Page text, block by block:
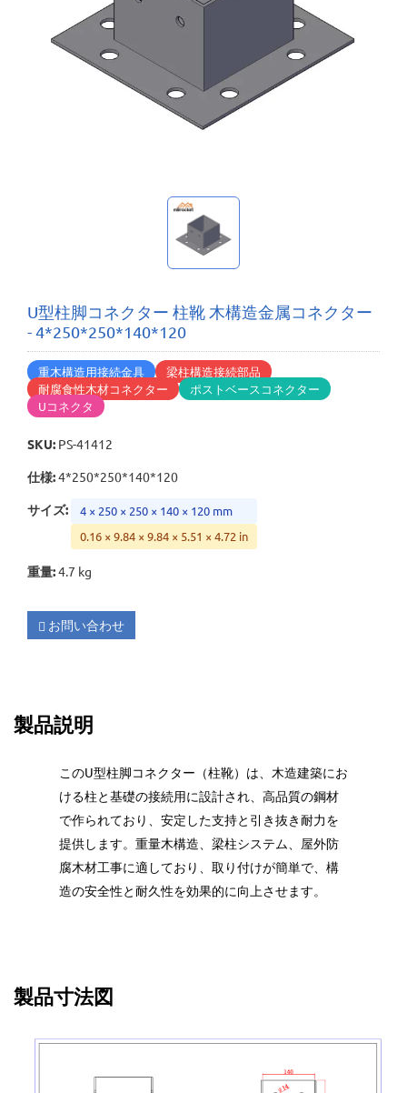
U型柱脚コネクター 柱靴 木構造金属コネクター
- 4*250*250*140*120
重木構造用接続金具
梁柱構造接続部品
耐腐食性木材コネクター
ポストベースコネクター
Uコネクタ
SKU: PS-41412
仕様:4*250*250*140*120
サイズ:
4 × 250 × 250 × 140 × 120 mm
0.16 × 9.84 × 9.84 × 5.51 × 4.72 in
重量:4.7 kg
お問い合わせ
製品説明
このU型柱脚コネクター（柱靴）は、木造建築にお
ける柱と基礎の接続用に設計され、高品質の鋼材
で作られており、安定した支持と引き抜き耐力を
提供します。重量木構造、梁柱システム、屋外防
腐木材工事に適しており、取り付けが簡単で、構
造の安全性と耐久性を効果的に向上させます。
製品寸法図